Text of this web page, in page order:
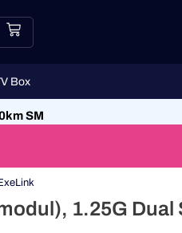
Box
SM
1.25G Dual